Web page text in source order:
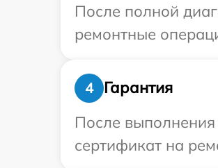
После полной
ремонтные
4
Гарантия
После
сертификат на